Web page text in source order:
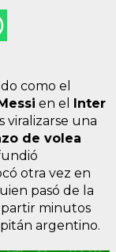
como el
en el Inter
viralizarse una
de volea
otra vez en
pasó de la
minutos
argentino.